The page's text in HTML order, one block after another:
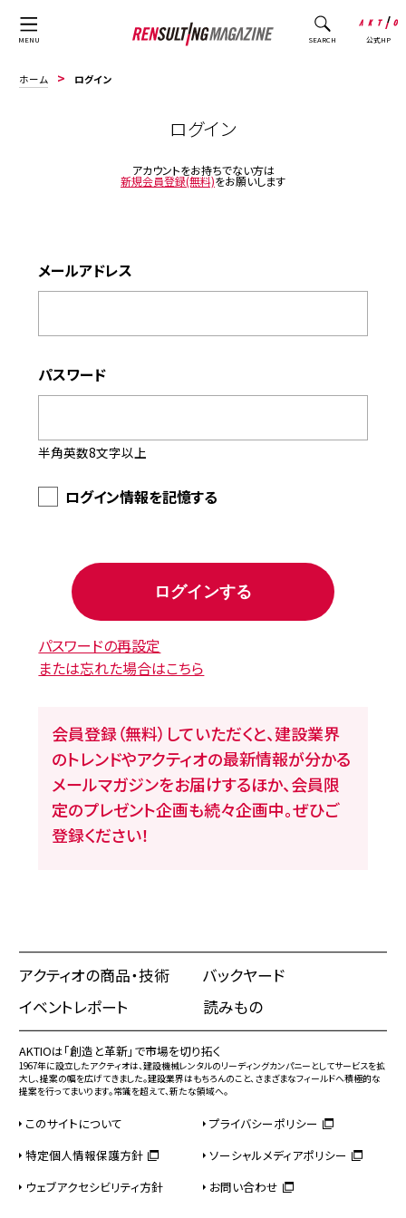
MENU SEARCH 公式HP
ホーム ログイン
ログイン
アカウントをお持ちでない方は
新規会員登録(無料)をお願いします
メールアドレス
パスワード
半角英数8文字以上
ログイン情報を記憶する
パスワードの再設定
または忘れた場合はこちら
会員登録（無料）していただくと、建設業界
のトレンドやアクティオの最新情報が分かる
メールマガジンをお届けするほか、会員限
定のプレゼント企画も続々企画中。ぜひご
登録ください！
アクティオの商品・技術
バックヤード
イベントレポート
読みもの
AKTIOは「創造と革新」で市場を切り拓く
1967年に設立したアクティオは、建設機械レンタルのリーディングカンパニーとしてサービスを拡
大し、提案の幅を広げてきました。建設業界はもちろんのこと、さまざまなフィールドへ積極的な
提案を行ってまいります。常識を超えて、新たな領域へ。
このサイトについて
プライバシーポリシー
特定個人情報保護方針
ソーシャルメディアポリシー
ウェブアクセシビリティ方針
お問い合わせ